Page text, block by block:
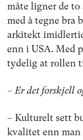
måte ligner de
med å tegne bra
arkitekt
enn i USA. Med
tydelig at rollen
– Er det forskjell
– Kulturelt sett
kvalitet enn man